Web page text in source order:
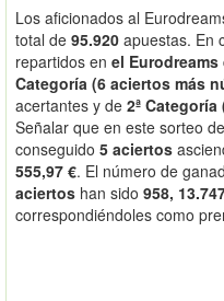
Los aficionados al
total de 95.920 apuestas. En
repartidos en el
Categoría (6 aciertos más
acertantes y de 2ª
Señalar que en este sorteo de
conseguido 5 aciertos
555,97 €. El número de
aciertos han sido 958,
correspondiéndoles como